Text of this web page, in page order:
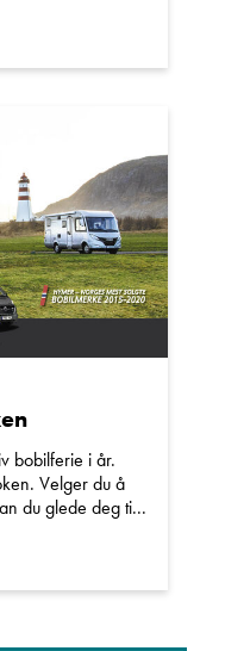
bobilferie i år.
Velger du å
du glede deg ti...